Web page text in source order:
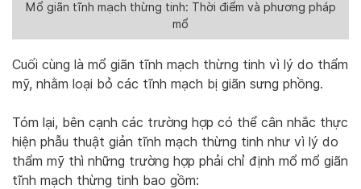
Mổ giãn tĩnh mạch thừng tinh: Thời điểm và phương pháp
mổ
Cuối cùng là mổ giãn tĩnh mạch thừng tinh vì lý do thẩm
mỹ, nhằm loại bỏ các tĩnh mạch bị giãn sưng phồng.
Tóm lại, bên cạnh các trường hợp có thể cân nhắc thực
hiện phẫu thuật giản tĩnh mạch thừng tinh như vì lý do
thẩm mỹ thì những trường hợp phải chỉ định mổ mổ giãn
tĩnh mạch thừng tinh bao gồm: